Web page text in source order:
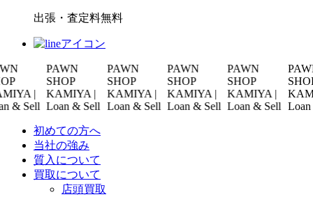
出張・査定料無料
|
PAWN
SHOP
KAMIYA |
Loan & Sell
PAWN
SHOP
KAMIYA |
Loan & Sell
PAWN
SHOP
KAMIYA |
Loan & Sell
PAWN
SHOP
KAMIYA |
Loan & Sell
PAWN
SHOP
KAMIYA
Loan &
初めての方へ
当社の強み
質入について
買取について
店頭買取